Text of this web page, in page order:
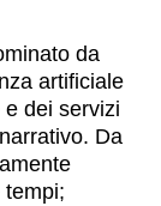
da
artificiale
dei servizi
Da
tempi;